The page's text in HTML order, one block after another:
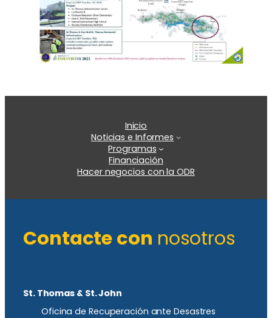
Inicio
Noticias e Informes
Programas
Financiación
Hacer negocios con la ODR
Contacte con nosotros
St. Thomas & St. John
Oficina de Recuperación ante Desastres